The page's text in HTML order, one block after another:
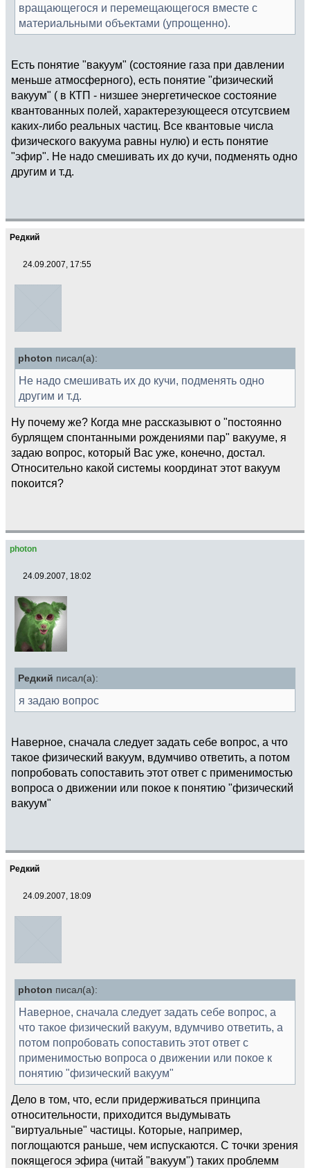
вращающегося и перемещающегося вместе с
материальными объектами (упрощенно).
Есть понятие "вакуум" (состояние газа при давлении
меньше атмосферного), есть понятие "физический
вакуум" ( в КТП - низшее энергетическое состояние
квантованных полей, характерезующееся отсутсвием
каких-либо реальных частиц. Все квантовые числа
физического вакуума равны нулю) и есть понятие
"эфир". Не надо смешивать их до кучи, подменять одно
другим и т.д.
Редкий
24.09.2007, 17:55
photon писал(а):
Не надо смешивать их до кучи, подменять одно
другим и т.д.
Ну почему же? Когда мне рассказывют о "постоянно
бурлящем спонтанными рождениями пар" вакууме, я
задаю вопрос, который Вас уже, конечно, достал.
Относительно какой системы координат этот вакуум
покоится?
photon
24.09.2007, 18:02
Редкий писал(а):
я задаю вопрос
Наверное, сначала следует задать себе вопрос, а что
такое физический вакуум, вдумчиво ответить, а потом
попробовать сопоставить этот ответ с применимостью
вопроса о движении или покое к понятию "физический
вакуум"
Редкий
24.09.2007, 18:09
photon писал(а):
Наверное, сначала следует задать себе вопрос, а
что такое физический вакуум, вдумчиво ответить, а
потом попробовать сопоставить этот ответ с
применимостью вопроса о движении или покое к
понятию "физический вакуум"
Дело в том, что, если придерживаться принципа
относительности, приходится выдумывать
"виртуальные" частицы. Которые, например,
поглощаются раньше, чем испускаются. С точки зрения
покящегося эфира (читай "вакуум") таких проблемм